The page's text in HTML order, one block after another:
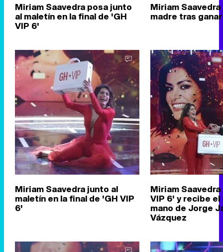
Miriam Saavedra posa junto
al maletín en la final de 'GH
VIP 6'
Miriam
madre tras
Miriam Saavedra junto al
maletín en la final de 'GH VIP
6'
Miriam Saavedra
VIP 6' y recibe el
mano de Jorge
Vázquez